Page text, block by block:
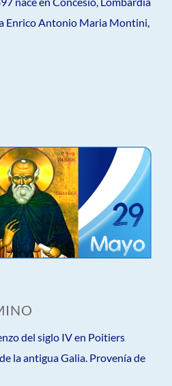
Enrico Antonio Maria Montini,
del siglo IV en Poitiers
la antigua Galia. Provenía de